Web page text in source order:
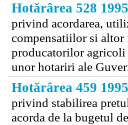
Hotărârea 528 1995
privind acordarea,
compensatiilor si altor
producatorilor agricoli
unor hotariri ale
Hotărârea 459 1995
privind stabilirea
acorda de la bugetul